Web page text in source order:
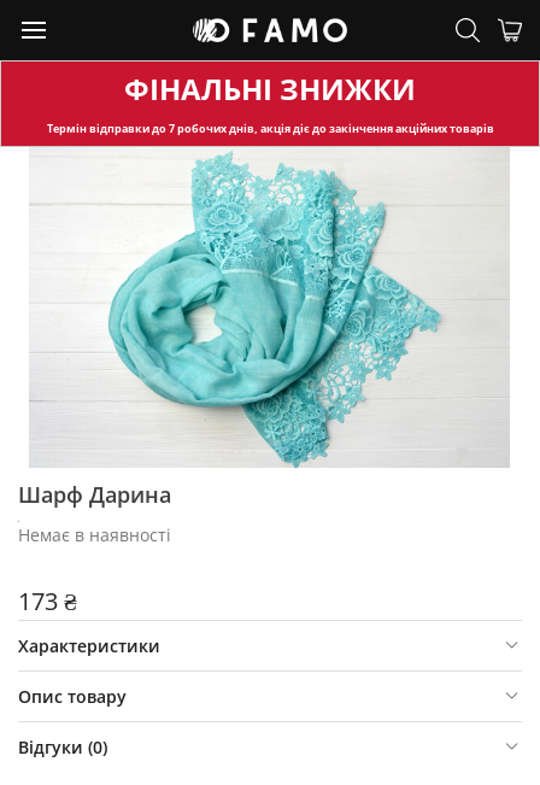
ФІНАЛЬНІ ЗНИЖКИ
Термін відправкидо 7 робочих днів, акція діє до закінчення акційних товарів
Шарф Дарина
Немає в наявності
173 ₴
Характеристики
Опис товару
Відгуки (0)